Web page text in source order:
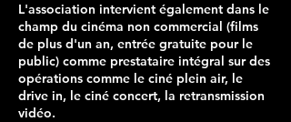
L'association intervient également dans le
champ du cinéma non commercial (films
de plus d'un an, entrée gratuite pour le
public) comme prestataire intégral sur des
opérations comme le ciné plein air, le
drive in, le ciné concert, la retransmission
vidéo.